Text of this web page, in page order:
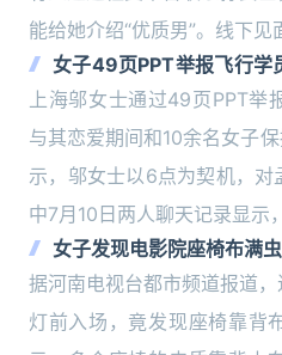
能给她介绍“优质男”。线下
女子49页PPT举报飞行学
保持不正当关系，金鹏航
上海邬女士通过49页PPT举
与其恋爱期间和10余名女子
示，邬女士以6点为契机，
中7月10日两人聊天记录显示
女子发现电影院座椅布满
据河南电视台都市频道报道
灯前入场，竟发现座椅靠背